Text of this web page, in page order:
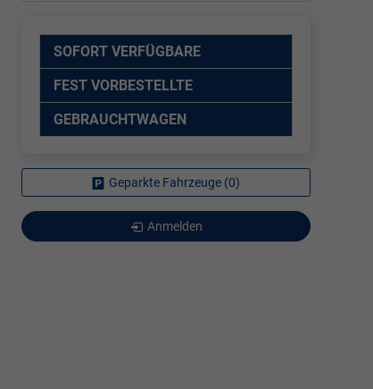
SOFORT VERFÜGBARE
FEST VORBESTELLTE
GEBRAUCHTWAGEN
Geparkte Fahrzeuge (0)
Anmelden